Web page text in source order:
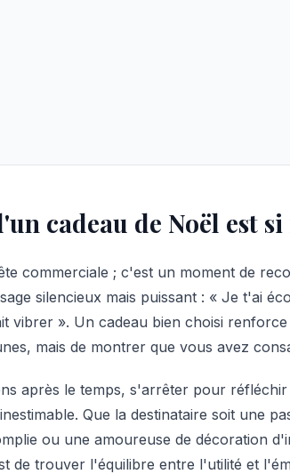
cadeau de Noël est
commerciale ; c'est un moment de
silencieux mais puissant : « Je t'ai
vibrer ». Un cadeau bien choisi
mais de montrer que vous avez
après le temps, s'arrêter pour
Que la destinataire soit une
ou une amoureuse de décoration
de trouver l'équilibre entre l'utilité et